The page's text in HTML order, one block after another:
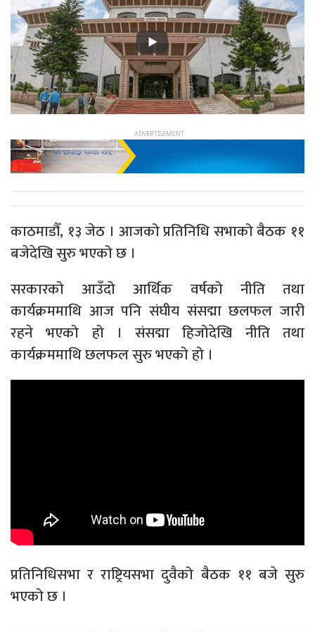
काठमाडौँ, १३ जेठ । आजको प्रतिनिधि सभाको बैठक ११
बजेदेखि सुरु भएको छ ।
सरकारको आउँदो आर्थिक वर्षको नीति तथा
कार्यक्रममाथि आज पनि संघीय संसद्मा छलफल जारी
रहने भएको हो । संसद्मा हिजोदेखि नीति तथा
कार्यक्रममाथि छलफल सुरु भएको हो ।
प्रतिनिधिसभा र राष्ट्रियसभा दुवैको बैठक ११ बजे सुरु
भएको छ ।